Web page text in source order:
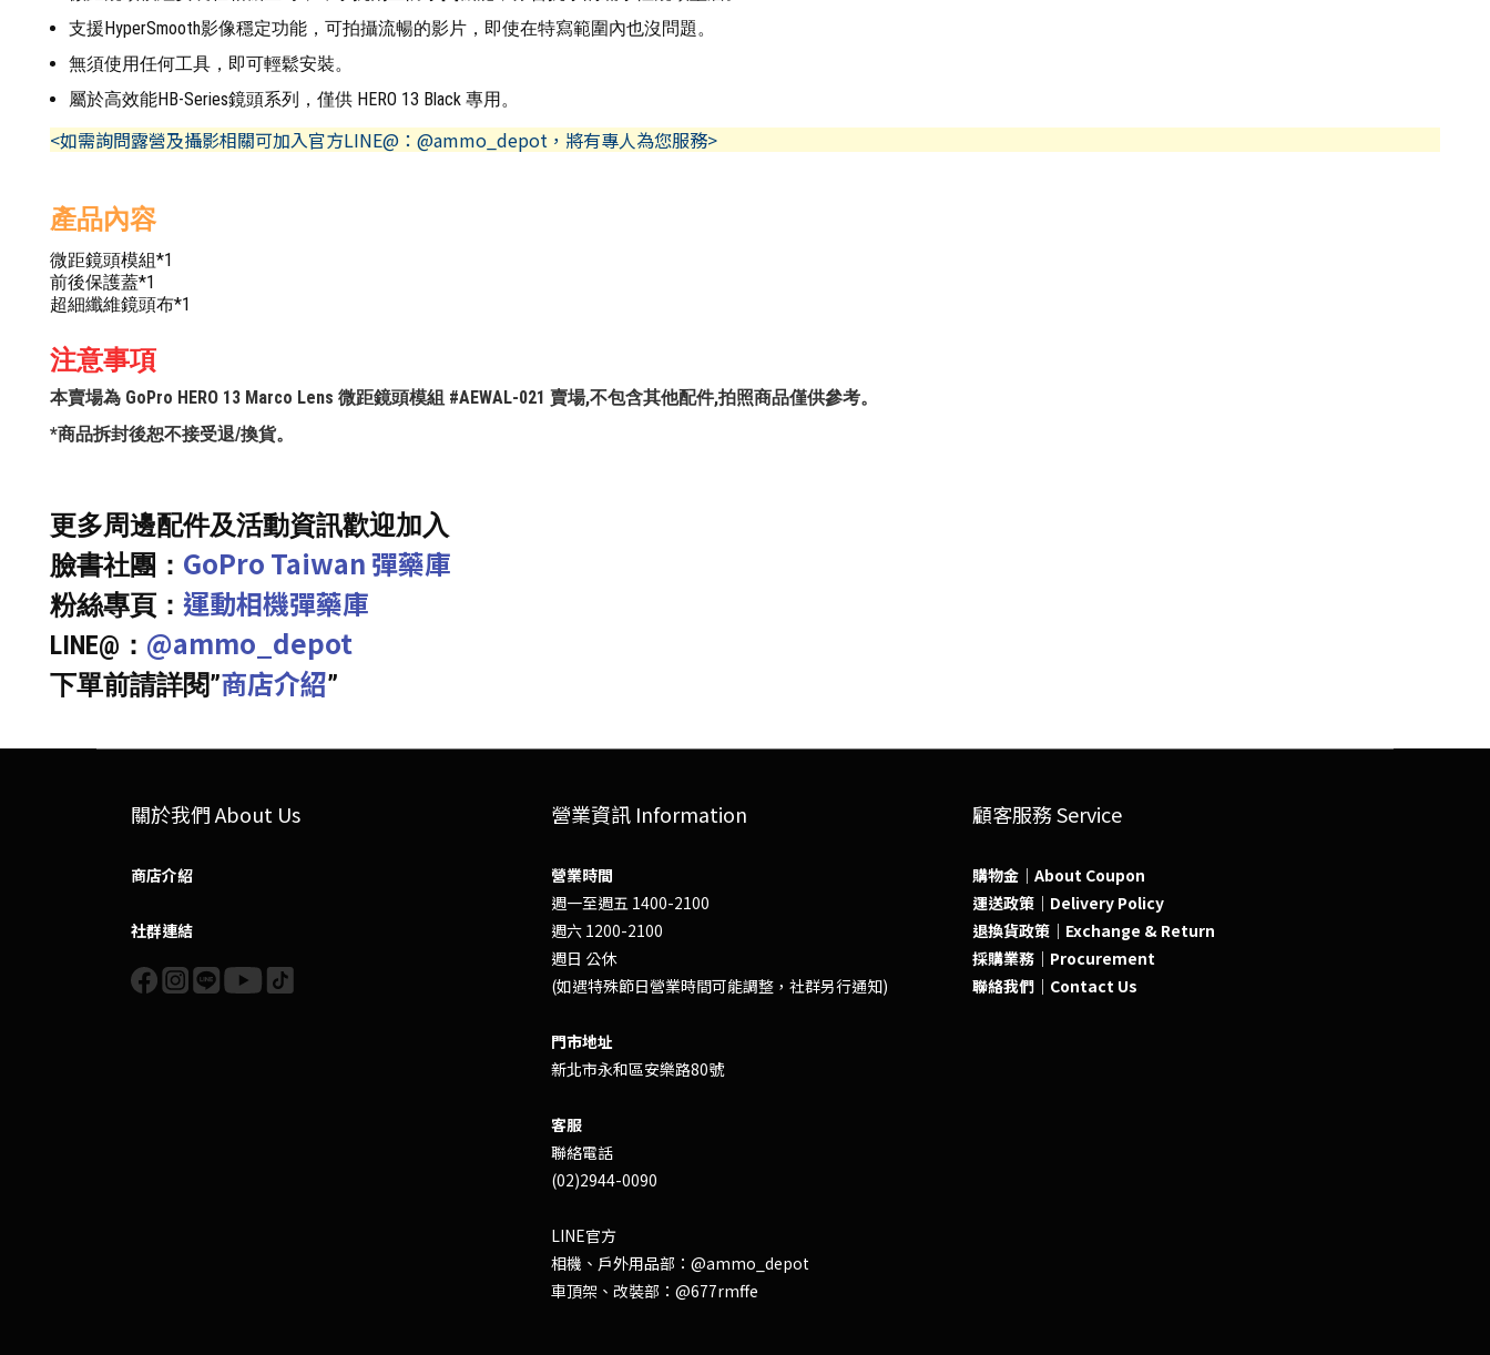
支援HyperSmooth影像穩定功能，可拍攝流暢的影片，即使在特寫範圍內也沒問題。
無須使用任何工具，即可輕鬆安裝。
屬於高效能HB-Series鏡頭系列，僅供 HERO 13 Black 專用。
<如需詢問露營及攝影相關可加入官方LINE@：@ammo_depot，將有專人為您服務>
產品內容
微距鏡頭模組*1
前後保護蓋*1
超細纖維鏡頭布*1
注意事項
本賣場為 GoPro HERO 13 Marco Lens 微距鏡頭模組 #AEWAL-021 賣場,不包含其他配件,拍照商品僅供參考。
*商品拆封後恕不接受退/換貨。
更多周邊配件及活動資訊歡迎加入
臉書社團： GoPro Taiwan 彈藥庫
粉絲專頁： 運動相機彈藥庫
LINE@： @ammo_depot
下單前請詳閱”商店介紹”
關於我們 About Us
商店介紹
社群連結
營業資訊 Information
營業時間
週一至週五 1400-2100
週六 1200-2100
週日 公休
(如遇特殊節日營業時間可能調整，社群另行通知)
門市地址
新北市永和區安樂路80號
客服
聯絡電話
(02)2944-0090
LINE官方
相機、戶外用品部：@ammo_depot
車頂架、改裝部：@677rmffe
顧客服務 Service
購物金｜About Coupon
運送政策｜Delivery Policy
退換貨政策｜Exchange & Return
採購業務｜Procurement
聯絡我們｜Contact Us